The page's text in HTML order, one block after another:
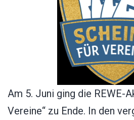
Am 5. Juni ging die REWE-
Vereine“ zu Ende. In den